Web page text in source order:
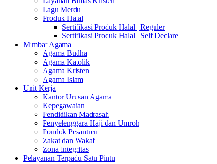
Lagu Merdu
Produk Halal
Sertifikasi Produk Halal | Reguler
Sertifikasi Produk Halal | Self Declare
Mimbar Agama
Agama Budha
Agama Katolik
Agama Kristen
Agama Islam
Unit Kerja
Kantor Urusan Agama
Kepegawaian
Pendidikan Madrasah
Penyelenggara Haji dan Umroh
Pondok Pesantren
Zakat dan Wakaf
Zona Integritas
Pelayanan Terpadu Satu Pintu